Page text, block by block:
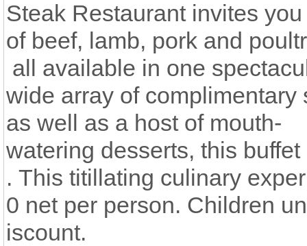
Steak Restaurant invites
of beef, lamb, pork and
all available in one
wide array of
as well as a host of mouth-
watering desserts, this
. This titillating culinary
0 net per person. Children
iscount.